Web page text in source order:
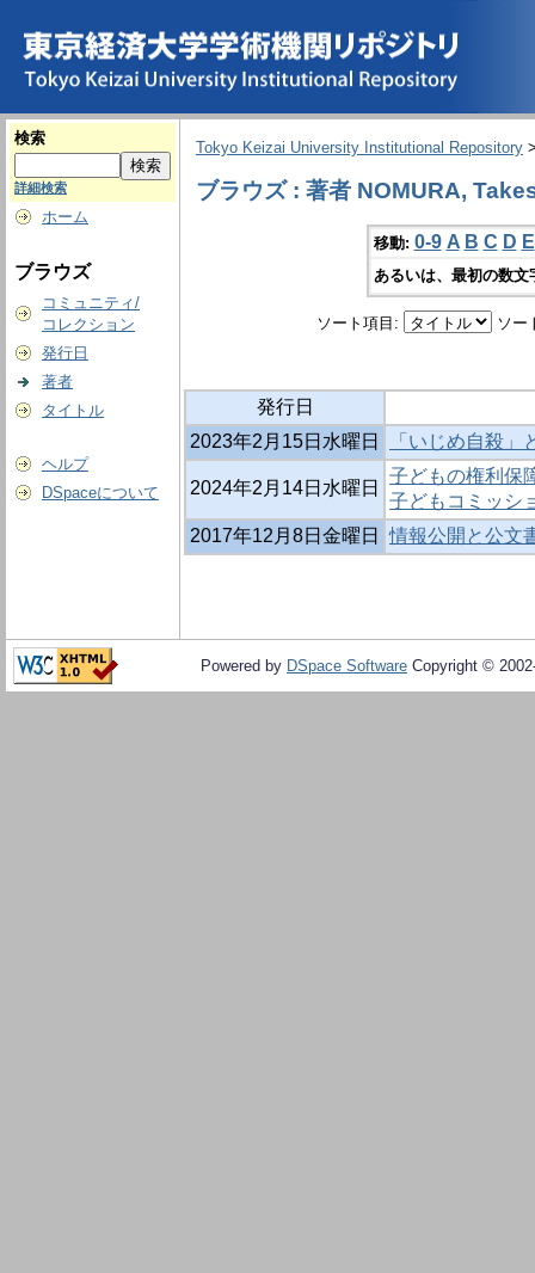
検索
詳細検索
ホーム
ブラウズ
コミュニティ/
コレクション
発行日
著者
タイトル
ヘルプ
DSpaceについて
Tokyo Keizai University Institutional Repository
ブラウズ : 著者 NOMURA,
移動: 0-9 A B C D E
あるいは、最初の数
ソート項目: ソー
発行日
2023年2月15日水曜日
「いじめ自殺」
2024年2月14日水曜日
子どもの権利保
子どもコミッシ
2017年12月8日金曜日
情報公開と公文
Powered by DSpace Software Copyright ©